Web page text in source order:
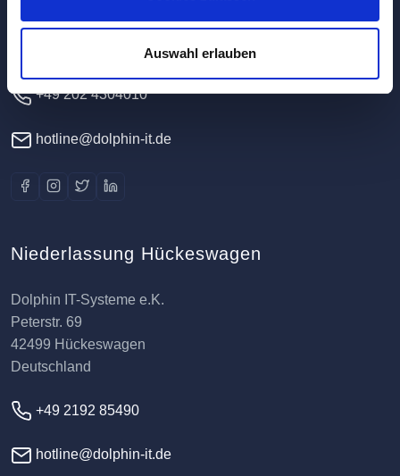
Auswahl erlauben
42389 Wuppertal
+49 202 4304010
hotline@dolphin-it.de
Niederlassung Hückeswagen
Dolphin IT-Systeme e.K.
Peterstr. 69
42499 Hückeswagen
Deutschland
+49 2192 85490
hotline@dolphin-it.de